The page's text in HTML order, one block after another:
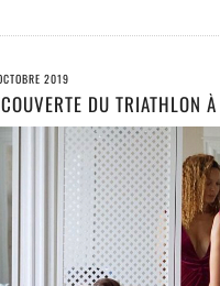
2019
DU TRIATHLON